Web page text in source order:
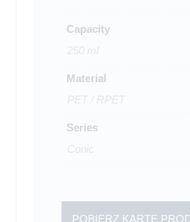
Capacity
250 ml
Material
PET / RPET
Series
Conic
POBIERZ KARTĘ